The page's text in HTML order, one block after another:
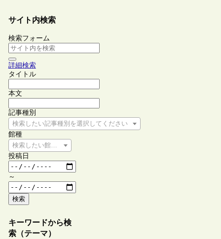
サイト内検索
検索フォーム
詳細検索
タイトル
本文
記事種別
検索したい記事種別を選択してください
館種
検索したい館種を選択してください
投稿日
～
検索
キーワードから検
索（テーマ）